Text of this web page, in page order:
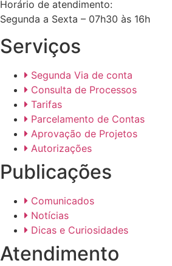
Horário de atendimento:
Segunda a Sexta – 07h30 às 16h
Serviços
Segunda Via de conta
Consulta de Processos
Tarifas
Parcelamento de Contas
Aprovação de Projetos
Autorizações
Publicações
Comunicados
Notícias
Dicas e Curiosidades
Atendimento